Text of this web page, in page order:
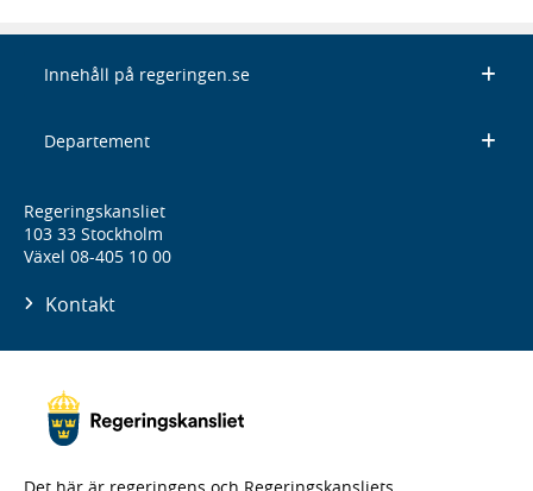
Innehåll på regeringen.se
Departement
Regeringskansliet
103 33 Stockholm
Växel 08-405 10 00
Kontakt